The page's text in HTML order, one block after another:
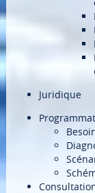
Juridique